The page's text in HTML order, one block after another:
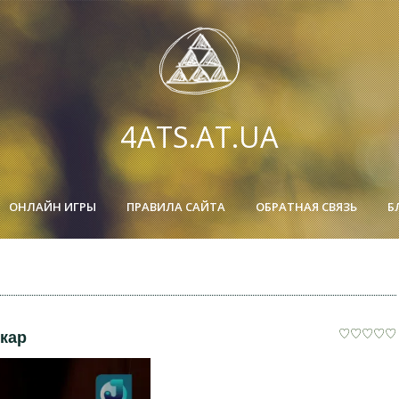
4ATS.AT.UA
ОНЛАЙН ИГРЫ ПРАВИЛА САЙТА ОБРАТНАЯ СВЯЗЬ